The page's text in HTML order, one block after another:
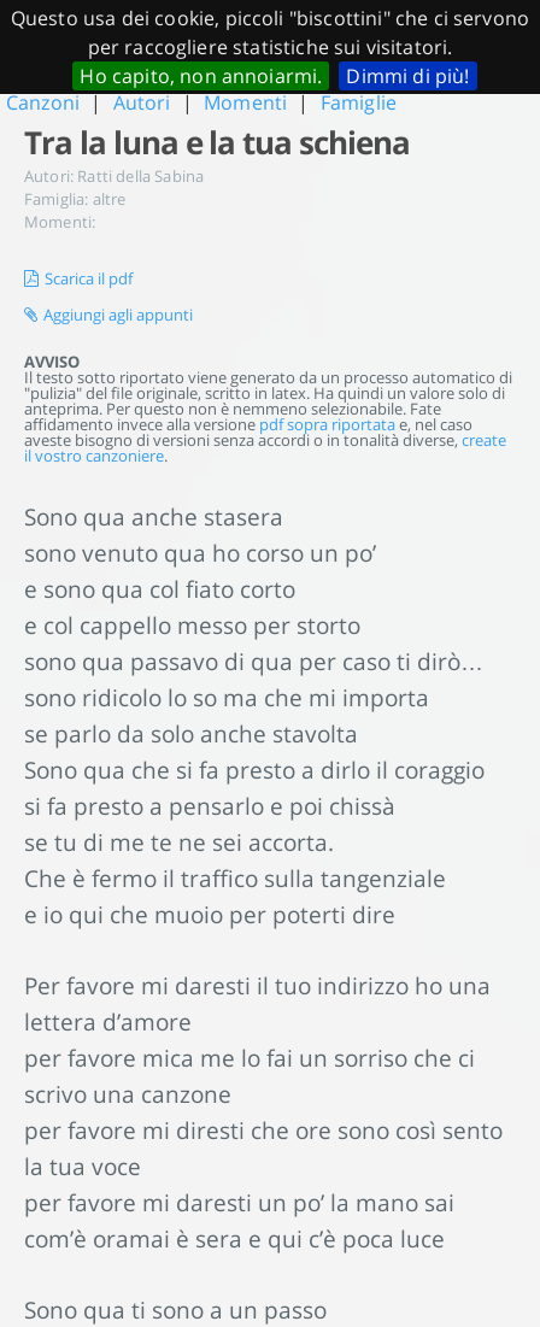
Questo usa dei cookie, piccoli "biscottini" che ci servono
per raccogliere statistiche sui visitatori.
Ho capito, non annoiarmi.
Dimmi di più!
CanzoniereOnline.it
Canzoni | Autori | Momenti | Famiglie
Tra la luna e la tua schiena
Autori: Ratti della Sabina
Famiglia: altre
Momenti:
Scarica il pdf
Aggiungi agli appunti
AVVISO
Il testo sotto riportato viene generato da un processo automatico di
"pulizia" del file originale, scritto in latex. Ha quindi un valore solo di
anteprima. Per questo non è nemmeno selezionabile. Fate
affidamento invece alla versione pdf sopra riportatae, nel caso
aveste bisogno di versioni senza accordi o in tonalità diverse, create
il vostro canzoniere.
Sono qua anche stasera
sono venuto qua ho corso un po’
e sono qua col fiato corto
e col cappello messo per storto
sono qua passavo di qua per caso ti dirò…
sono ridicolo lo so ma che mi importa
se parlo da solo anche stavolta
Sono qua che si fa presto a dirlo il coraggio
si fa presto a pensarlo e poi chissà
se tu di me te ne sei accorta.
Che è fermo il traffico sulla tangenziale
e io qui che muoio per poterti dire
Per favore mi daresti il tuo indirizzo ho una
lettera d’amore
per favore mica me lo fai un sorriso che ci
scrivo una canzone
per favore mi diresti che ore sono così sento
la tua voce
per favore mi daresti un po’ la mano sai
com’è oramai è sera e qui c’è poca luce
Sono qua ti sono a un passo